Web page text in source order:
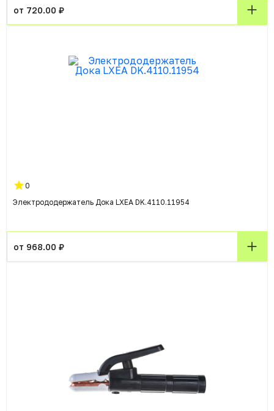
от 720.00 ₽
0
Электрододержатель Дока LXEA DK.4110.11954
от 968.00 ₽